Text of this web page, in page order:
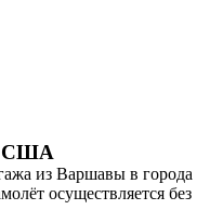
США
из Варшавы в города
осуществляется без